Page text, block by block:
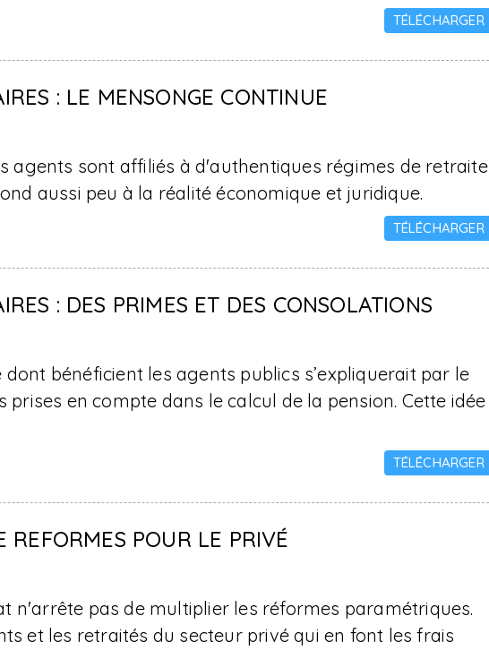
TÉLÉCHARGER
: LE MENSONGE CONTINUE
agents sont affiliés à d'authentiques régimes de retraite
aussi peu à la réalité économique et juridique.
TÉLÉCHARGER
: DES PRIMES ET DES CONSOLATIONS
bénéficient les agents publics s’expliquerait par le
en compte dans le calcul de la pension. Cette idée
TÉLÉCHARGER
REFORMES POUR LE PRIVÉ
n'arrête pas de multiplier les réformes paramétriques.
et les retraités du secteur privé qui en font les frais